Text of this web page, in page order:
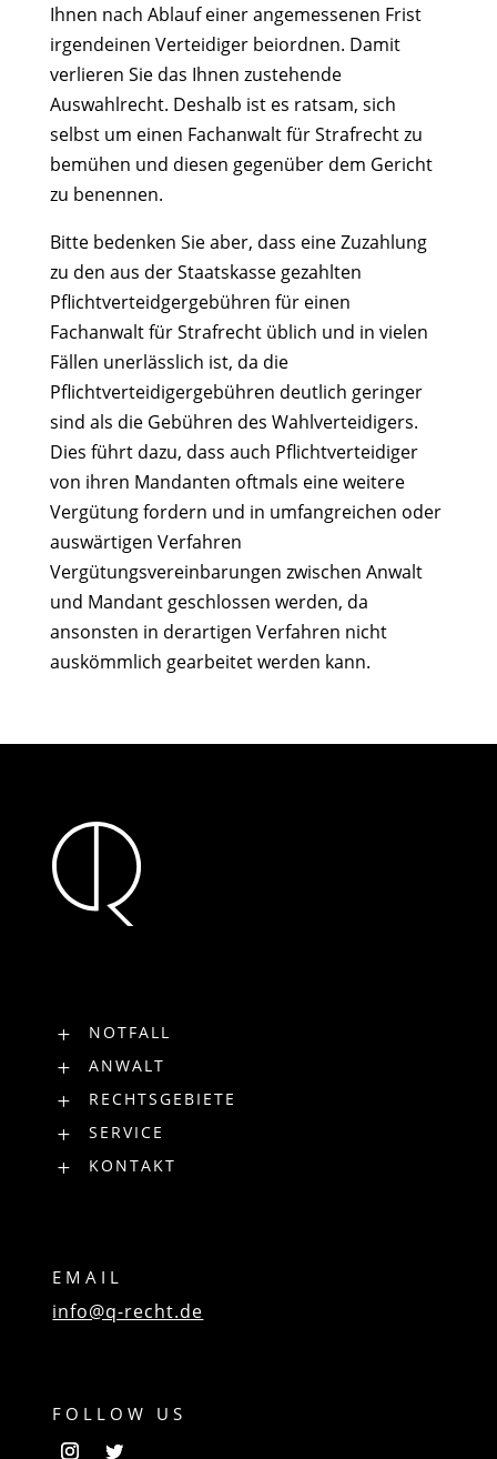
Ihnen nach Ablauf einer angemessenen Frist
irgendeinen Verteidiger beiordnen. Damit
verlieren Sie das Ihnen zustehende
Auswahlrecht. Deshalb ist es ratsam, sich
selbst um einen Fachanwalt für Strafrecht zu
bemühen und diesen gegenüber dem Gericht
zu benennen.
Bitte bedenken Sie aber, dass eine Zuzahlung
zu den aus der Staatskasse gezahlten
Pflichtverteidgergebühren für einen
Fachanwalt für Strafrecht üblich und in vielen
Fällen unerlässlich ist, da die
Pflichtverteidigergebühren deutlich geringer
sind als die Gebühren des Wahlverteidigers.
Dies führt dazu, dass auch Pflichtverteidiger
von ihren Mandanten oftmals eine weitere
Vergütung fordern und in umfangreichen oder
auswärtigen Verfahren
Vergütungsvereinbarungen zwischen Anwalt
und Mandant geschlossen werden, da
ansonsten in derartigen Verfahren nicht
auskömmlich gearbeitet werden kann.
L NOTFALL
L ANWALT
L RECHTSGEBIETE
L SERVICE
L KONTAKT
EMAIL
info@q-recht.de
FOLLOW US